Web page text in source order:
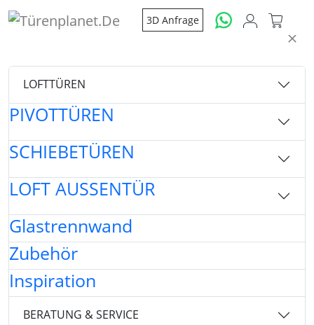
3D Anfrage
LOFTTÜREN
PIVOTTÜREN
SCHIEBETÜREN
LOFT AUSSENTÜR
Glastrennwand
Zubehör
Inspiration
BERATUNG & SERVICE